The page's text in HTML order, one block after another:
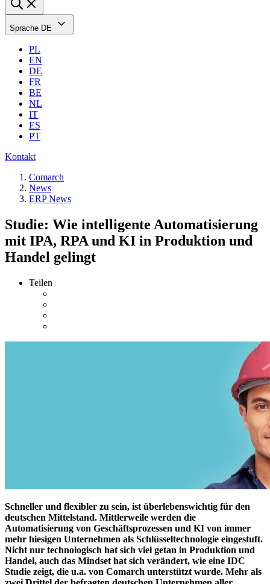
Sprache DE
PL
EN
DE
FR
BE
NL
IT
ES
PT
Kontakt
Comarch
News
ERP News
Studie: Wie intelligente Automatisierung
mit IPA, RPA und KI in Produktion und
Handel gelingt
Teilen
Schneller und flexibler zu sein, ist überlebenswichtig für den
deutschen Mittelstand. Mittlerweile werden die
Automatisierung von Geschäftsprozessen und KI von immer
mehr hiesigen Unternehmen als Schlüsseltechnologie eingestuft.
Nicht nur technologisch hat sich viel getan in Produktion und
Handel, auch das Mindset hat sich verändert, wie eine IDC
Studie zeigt, die u.a. von Comarch unterstützt wurde. Mehr als